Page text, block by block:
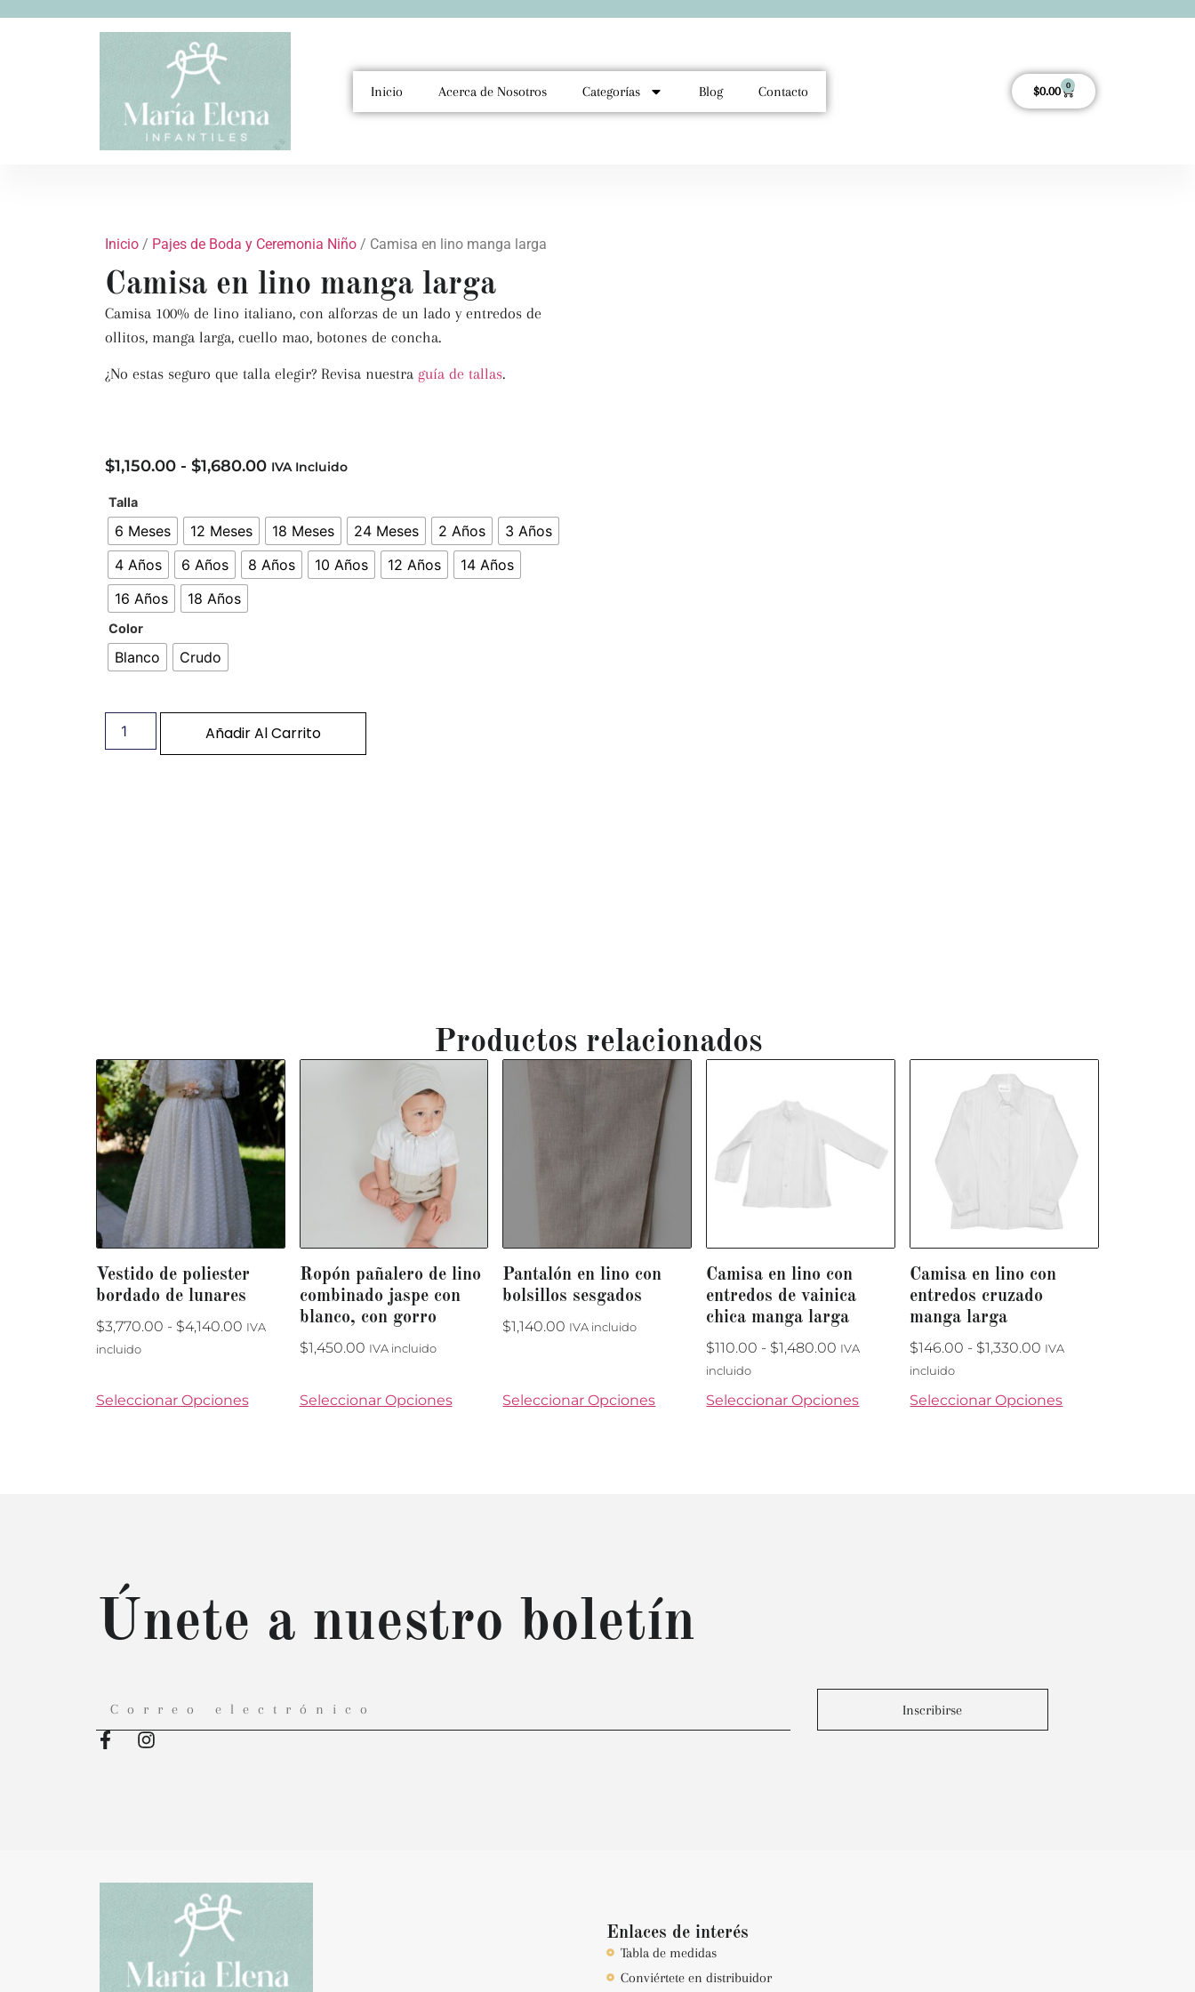
Inicio Acerca de Nosotros Categorías Blog Contacto $0.00 0
Inicio/ Pajes de Boda y Ceremonia Niño/ Camisa en lino manga larga
Camisa en lino manga larga
Camisa 100% de lino italiano, con alforzas de un lado y entredos de
ollitos, manga larga, cuello mao, botones de concha.
¿No estas seguro que talla elegir? Revisa nuestra guía de tallas.
$1,150.00 - $1,680.00 IVA Incluido
Talla
6 Meses 12 Meses 18 Meses 24 Meses 2 Años
3 Años
4 Años
6 Años 8 Años 10 Años 12 Años
14 Años
16 Años
18 Años
Color
Blanco Crudo
Añadir Al Carrito
Productos relacionados
Vestido de poliester
bordado de lunares
$3,770.00 - $4,140.00 IVA
incluido
Seleccionar Opciones
Ropón pañalero de lino
combinado jaspe con
blanco, con gorro
$1,450.00 IVA incluido
Seleccionar Opciones
Pantalón en lino con
bolsillos sesgados
$1,140.00 IVA incluido
Seleccionar Opciones
Camisa en lino con
entredos de vainica
chica manga larga
$110.00 - $1,480.00 IVA
incluido
Seleccionar Opciones
Camisa en lino con
entredos cruzado
manga larga
$146.00 - $1,330.00 IVA
incluido
Seleccionar Opciones
Únete a nuestro boletín
Inscribirse
Enlaces de interés
Tabla de medidas
Conviértete en distribuidor